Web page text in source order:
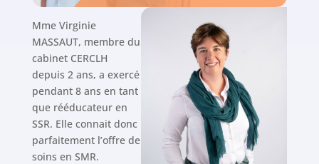
Mme Virginie
MASSAUT, membre du
cabinet CERCLH
depuis 2 ans, a exercé
pendant 8 ans en tant
que rééducateur en
SSR. Elle connait donc
parfaitement l’offre de
soins en SMR.